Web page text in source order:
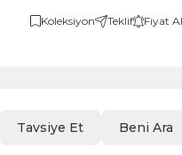
Koleksiyon Teklif Fiyat
Tavsiye Et Beni Ara